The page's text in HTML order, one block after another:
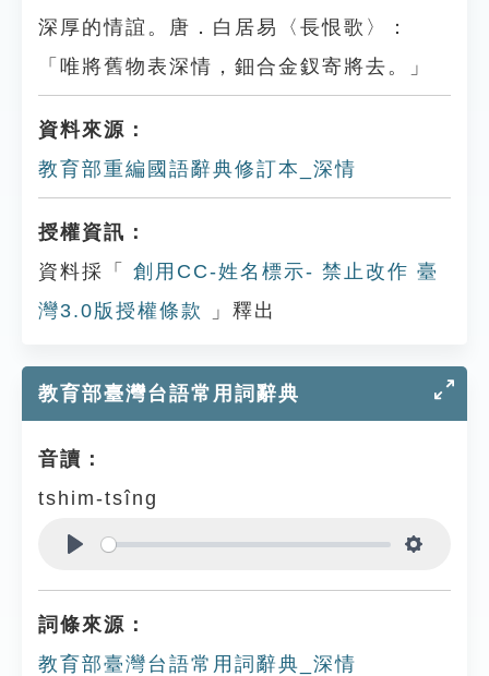
深厚的情誼。唐．白居易〈長恨歌〉：
「唯將舊物表深情，鈿合金釵寄將去。」
資料來源：
教育部重編國語辭典修訂本_深情
授權資訊：
資料採「
創用CC-姓名標示- 禁止改作 臺
灣3.0版授權條款
」釋出
教育部臺灣台語常用詞辭典
音讀：
tshim-tsîng
詞條來源：
教育部臺灣台語常用詞辭典_深情